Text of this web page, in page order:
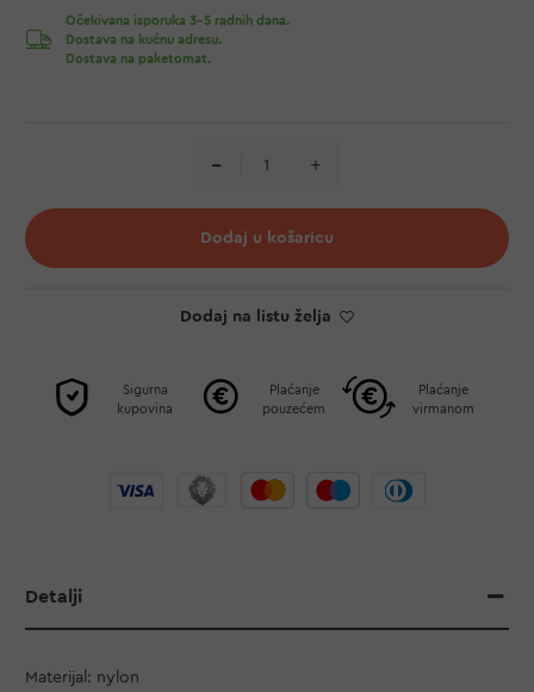
Očekivana isporuka 3-5 radnih dana.
Dostava na kućnu adresu.
Dostava na paketomat.
Dodaj u košaricu
Dodaj na listu želja
Sigurna
kupovina
Plaćanje
pouzećem
Plaćanje
virmanom
Detalji
Materijal: nylon